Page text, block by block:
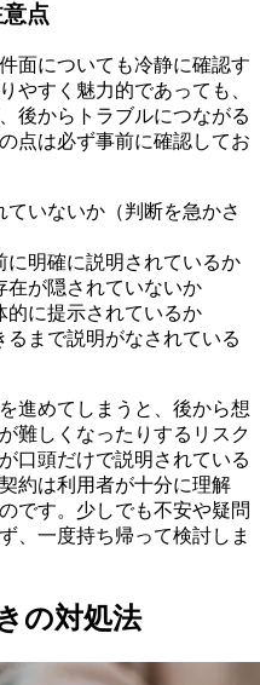
点
面についても冷静に確認す
やすく魅力的であっても、
後からトラブルにつながる
点は必ず事前に確認してお
いないか（判断を急かさ
明確に説明されているか
在が隠されていないか
的に提示されているか
まで説明がなされている
進めてしまうと、後から想
難しくなったりするリスク
口頭だけで説明されている
約は利用者が十分に理解
です。少しでも不安や疑問
、一度持ち帰って検討しま
の対処法